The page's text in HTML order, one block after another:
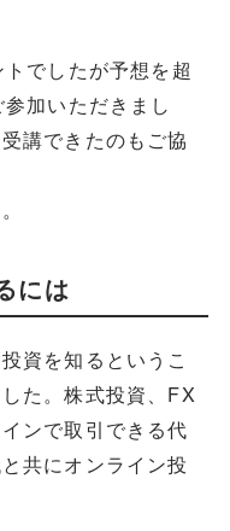
でしたが予想を超
加いただきまし
講できたのもご協
には
資を知るというこ
た。株式投資、FX
ンで取引できる代
共にオンライン投